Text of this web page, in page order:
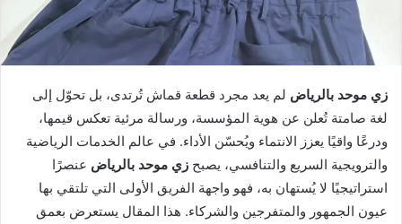
زي موحد بالرياض لم يعد مجرد قطعة قماش تُرتدى، بل تحوّل إلى
لغة صامتة تُعلن عن هوية المؤسسة، ورسالة مرئية تعكس قيمها،
ودرعًا واقيًا يعزز الانتماء ويُحسّن الأداء. في عالم الخدمات الرياضية
والترويجية السريع والتنافسي، يصبح زي موحد بالرياض عنصرًا
استراتيجيًا لا يُستهان به، فهو واجهة الفريق الأولى التي تلتقي بها
عيون الجمهور والمتفرجين والشركاء. هذا المقال يستعرض بعمق